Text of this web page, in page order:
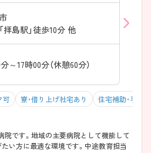
拝島駅」徒歩10分 他
～17時00分（休憩60分）
可 寮・借り上げ社宅あり 住宅補助・手当
です。地域の主要病院として機能して
い方に最適な環境です。中途教育担当